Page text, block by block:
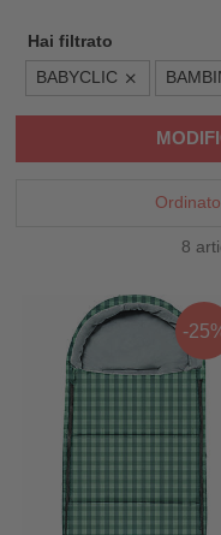
Hai filtrato
BABYCLIC
8
-